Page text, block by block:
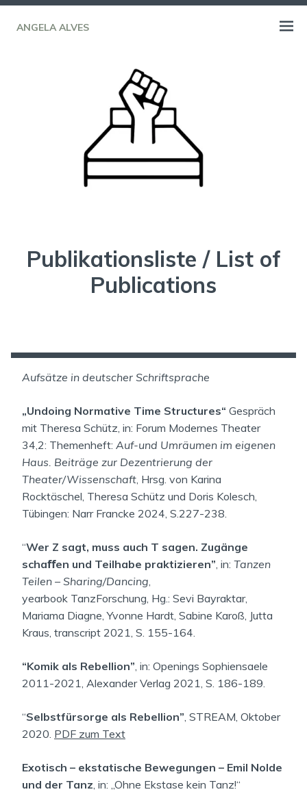
Skip
ANGELA ALVES
Open
Publikationsliste / List of
Publications
Aufsätze in deutscher Schriftsprache
„Undoing Normative Time Structures“ Gespräch
mit Theresa Schütz, in: Forum Modernes Theater
34,2: Themenheft: Auf-und Umräumen im eigenen
Haus. Beiträge zur Dezentrierung der
Theater/Wissenschaft, Hrsg. von Karina
Rocktäschel, Theresa Schütz und Doris Kolesch,
Tübingen: Narr Francke 2024, S.227-238.
“Wer Z sagt, muss auch T sagen. Zugänge
schaﬀen und Teilhabe praktizieren”, in: Tanzen
Teilen – Sharing/Dancing,
yearbook TanzForschung, Hg.: Sevi Bayraktar,
Mariama Diagne, Yvonne Hardt, Sabine Karoß, Jutta
Kraus, transcript 2021, S. 155-164.
“Komik als Rebellion”, in: Openings Sophiensaele
2011-2021, Alexander Verlag 2021, S. 186-189.
“Selbstfürsorge als Rebellion”, STREAM, Oktober
2020. PDF zum Text
Exotisch – ekstatische Bewegungen – Emil Nolde
und der Tanz, in: „Ohne Ekstase kein Tanz!“